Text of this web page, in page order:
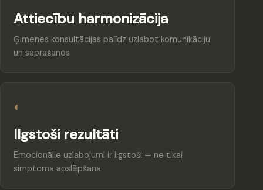
Attiecību harmonizācija
Ģimenes konsultācijas palīdz uzlabot komunikāciju
un saprašanos
◐
Ilgstoši rezultāti
Emocionālie uzlabojumi ir ilgstoši — ne tikai
simptoma apslēpšana